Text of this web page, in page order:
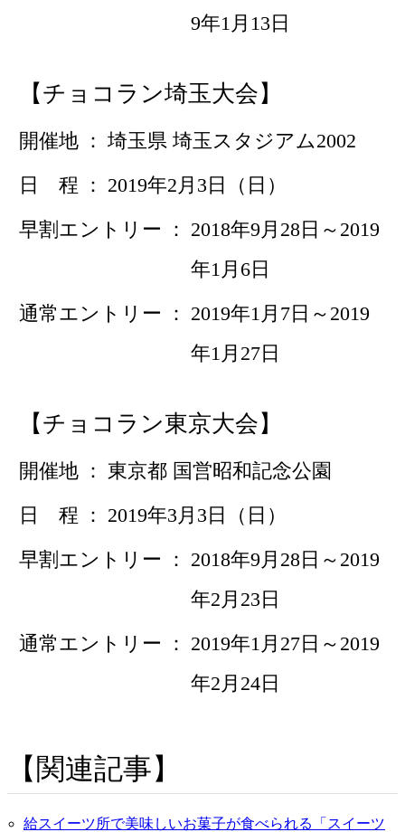
9年1月13日
【チョコラン埼玉大会】
開催地
埼玉県 埼玉スタジアム2002
日 程
2019年2月3日（日）
早割エントリー
2018年9月28日～2019
年1月6日
通常エントリー
2019年1月7日～2019
年1月27日
【チョコラン東京大会】
開催地
東京都 国営昭和記念公園
日 程
2019年3月3日（日）
早割エントリー
2018年9月28日～2019
年2月23日
通常エントリー
2019年1月27日～2019
年2月24日
関連記事
給スイーツ所で美味しいお菓子が食べられる「スイーツ